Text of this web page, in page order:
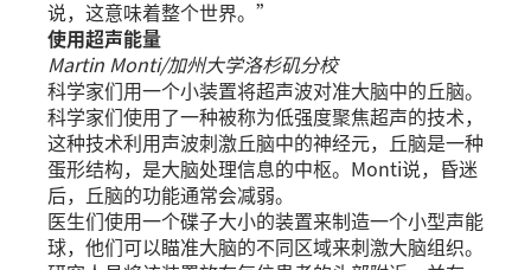
说，这意味着整个世界。”
使用超声能量
Martin Monti/加州大学洛杉矶分校
科学家们用一个小装置将超声波对准大脑中的丘脑。
科学家们使用了一种被称为低强度聚焦超声的技术，
这种技术利用声波刺激丘脑中的神经元，丘脑是一种
蛋形结构，是大脑处理信息的中枢。Monti说，昏迷
后，丘脑的功能通常会减弱。
医生们使用一个碟子大小的装置来制造一个小型声能
球，他们可以瞄准大脑的不同区域来刺激大脑组织。